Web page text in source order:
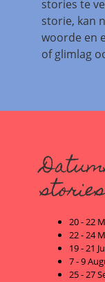
stories te
storie, kan
woorde en
of glimlag
20 - 22
22 - 24
19 - 21
7 - 9
25 - 27